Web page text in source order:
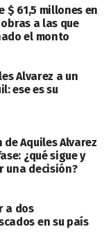
$ 61,5 millones en
a las que
el monto
Alvarez a un
ese es su
Aquiles Alvarez
¿qué sigue y
una decisión?
a dos
en su país